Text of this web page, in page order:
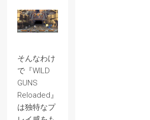
そんなわけ
で『WILD
GUNS
Reloaded』
は独特なプ